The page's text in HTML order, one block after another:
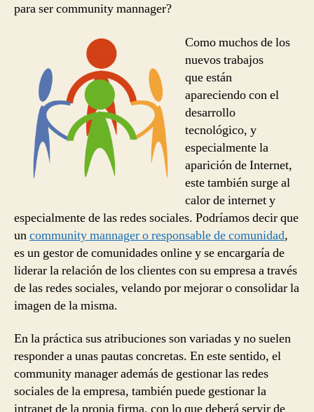
para ser community mannager?
Como muchos de los
nuevos trabajos
que están
apareciendo con el
desarrollo
tecnológico, y
especialmente la
aparición de Internet,
este también surge al
calor de internet y
especialmente de las redes sociales. Podríamos decir que
uncommunity mannager o responsable de comunidad,
es un gestor de comunidades online y se encargaría de
liderar la relación de los clientes con su empresa a través
de las redes sociales, velando por mejorar o consolidar la
imagen de la misma.
En la práctica sus atribuciones son variadas y no suelen
responder a unas pautas concretas. En este sentido, el
community manager además de gestionar las redes
sociales de la empresa, también puede gestionar la